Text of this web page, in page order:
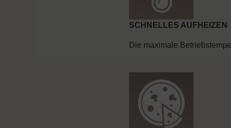
SCHNELLES AUFHEIZEN
Die maximale